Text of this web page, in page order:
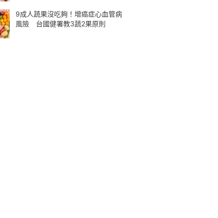
9成人蔬果沒吃夠！增癌症心血管病
風險 台國健署教3蔬2果原則